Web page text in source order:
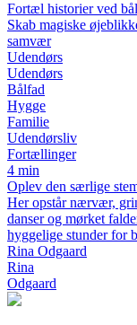
Fortæl historier ved
Skab magiske
samvær
Udendørs
Udendørs
Bålfad
Hygge
Familie
Udendørsliv
Fortællinger
4 min
Oplev den særlige
Her opstår nærvær,
danser og mørket
hyggelige stunder for
Rina Odgaard
Rina
Odgaard